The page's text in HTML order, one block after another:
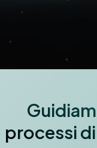
processi